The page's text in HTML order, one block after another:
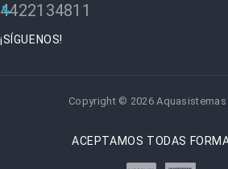
4422134811
¡SÍGUENOS!
Copyright © 2026 Aquasistemas
ACEPTAMOS TODAS